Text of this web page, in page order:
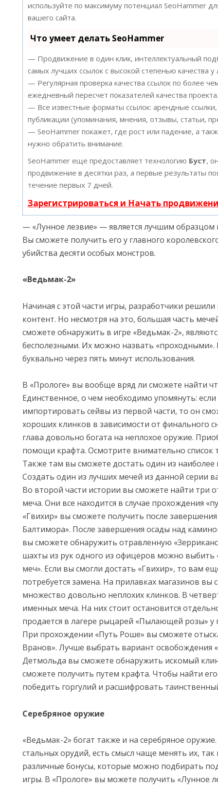
используйте по максимуму потенциал SeoHammer
вашего сайта.
Что умеет делать SeoHammer
— Продвижение в один клик, интеллектуальный
самых лучших ссылок с высокой степенью качества
— Регулярная проверка качества ссылок по более
ежедневный пересчет показателей качества проекта.
— Все известные форматы ссылок: арендные
публикации (упоминания, мнения, отзывы, статьи,
— SeoHammer покажет, где рост или падение, а
нужно обратить внимание.
SeoHammer еще предоставляет технологию Буст,
продвижение в десятки раз, а первые результаты
течение первых 7 дней.
Зарегистрироваться и Начать
— «Лунное лезвие» — является лучшим образцом
Вы сможете получить его у главного
убийства десяти особых монстров.
«Ведьмак-2»
Начиная с этой части игры, разработчики решили
контент. Но несмотря на это, большая часть
сможете обнаружить в игре «Ведьмак-2»,
бесполезными. Их можно назвать
буквально через пять минут использования.
В «Прологе» вы вообще вряд ли сможете найти
Единственное, о чем необходимо упомянуть:
импортировать сейвы из первой части, то он
хороших клинков в зависимости от финального
глава довольно богата на неплохое оружие.
помощи крафта. Осмотрите внимательно список
Также там вы сможете достать один из наиболее
Создать один из лучших мечей из данной серии
Во второй части истории вы сможете найти три
меча. Они все находится в случае прохождения
«Гвихир» вы сможете получить после
Балтимора». После завершения осады над
вы сможете обнаружить отравленную
шахты из рук одного из офицеров можно выбить
меч». Если вы смогли достать «Гвихир», то вам
потребуется замена. На прилавках магазинов вы
множество довольно неплохих клинков. В
именных меча. На них стоит остановится
продается в лагере рыцарей «Пылающей розы» у
При прохождении «Путь Роше» вы сможете
Вранов». Лучше выбрать вариант освобождения
Детмольда вы сможете обнаружить искомый
сможете получить путем крафта. Чтобы найти
победить горгулий и расшифровать
Серебряное оружие
«Ведьмак-2» богат также и на серебряное
стальных орудий, есть смысл чаще менять их, так
различные бонусы, которые можно подбирать
игры. В «Прологе» вы можете получить «Лунное